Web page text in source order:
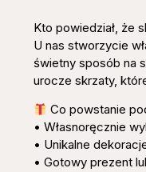
Kto powiedział, że
U nas stworzycie
świetny sposób na
urocze skrzaty,
Co powstanie
• Własnoręcznie
• Unikalne
• Gotowy prezent